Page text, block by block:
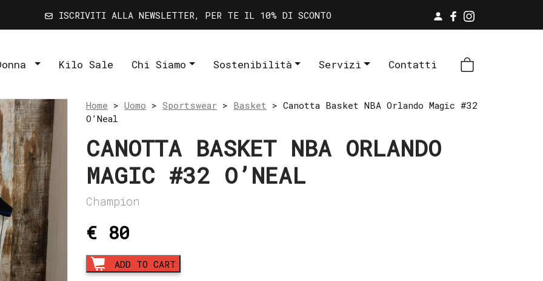
ISCRIVITI ALLA NEWSLETTER, PER TE IL 10% DI SCONTO
Kilo Sale Chi Siamo Sostenibilità Servizi Contatti
Home >Uomo >Sportswear > Basket > Canotta Basket NBA Orlando Magic #32
O’Neal
CANOTTA BASKET NBA ORLANDO
MAGIC #32 O’NEAL
Champion
€ 80
Canotta
Basket
ADD TO CART